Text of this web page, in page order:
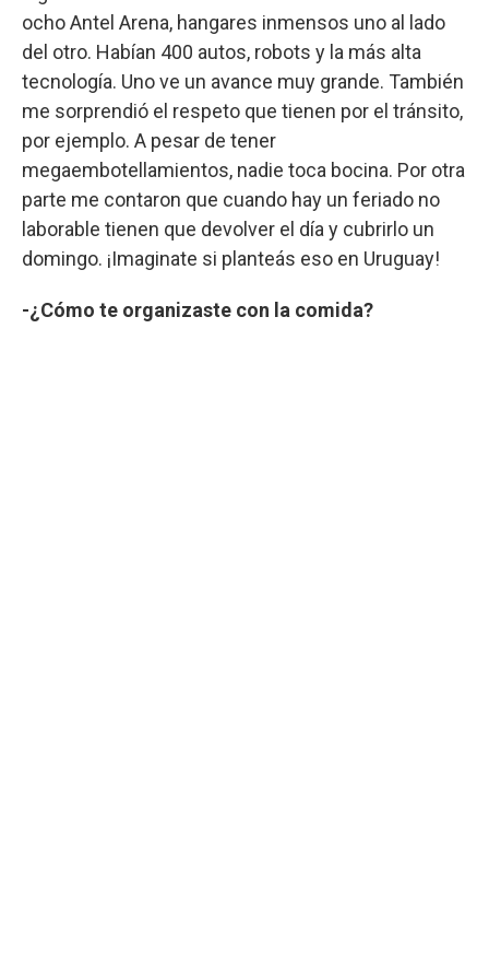
ocho Antel Arena, hangares inmensos uno al lado
del otro. Habían 400 autos, robots y la más alta
tecnología. Uno ve un avance muy grande. También
me sorprendió el respeto que tienen por el tránsito,
por ejemplo. A pesar de tener
megaembotellamientos, nadie toca bocina. Por otra
parte me contaron que cuando hay un feriado no
laborable tienen que devolver el día y cubrirlo un
domingo. ¡Imaginate si planteás eso en Uruguay!
-¿Cómo te organizaste con la comida?